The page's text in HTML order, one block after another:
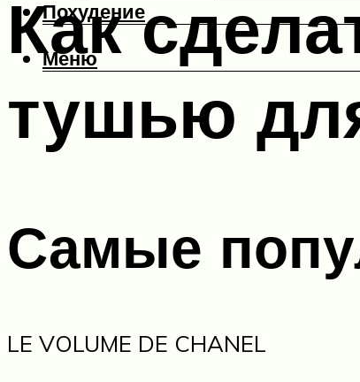
Похудение
Меню
Как
тушью
Самые
LE VOLUME DE CHANEL